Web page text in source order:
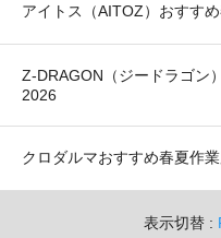
アイトス（AITOZ）おすす
Z-DRAGON（ジードラゴン
2026
クロダルマおすすめ春夏作
表示切替 :